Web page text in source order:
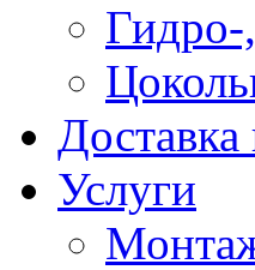
Гидро-
Доставка
Услуги